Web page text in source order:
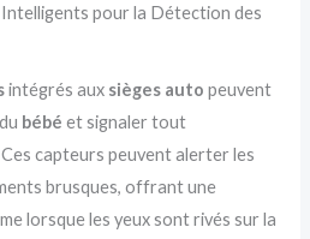
pour la Détection des
intégrés aux sièges auto peuvent
bébéet signaler tout
capteurs peuvent alerter les
brusques, offrant une
lorsque les yeux sont rivés sur la